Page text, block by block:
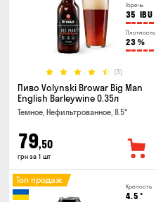
Горечь
35 IBU
Плотность
23 %
(3)
Пиво Volynski Browar Big Man
English Barleywine 0.35л
Темное, Нефильтрованное, 8.5°
79,50
грн за 1 шт
Крепость
4.5 °
Топ продаж